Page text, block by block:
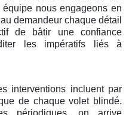
nous engageons en
demandeur chaque détail
de bâtir une confiance
les impératifs liés à
interventions incluent par
de chaque volet blindé.